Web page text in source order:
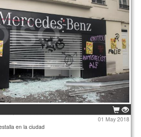
01 May 2018
en la ciudad